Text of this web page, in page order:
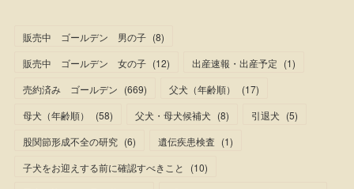
販売中 ゴールデン 男の子 (8)
販売中 ゴールデン 女の子 (12) 出産速報・出産予定 (1)
売約済み ゴールデン (669) 父犬（年齢順） (17)
母犬（年齢順）
(58) 父犬・母犬候補犬 (8) 引退犬 (5)
股関節形成不全の研究 (6) 遺伝疾患検査 (1)
子犬をお迎えする前に確認すべきこと
(10)